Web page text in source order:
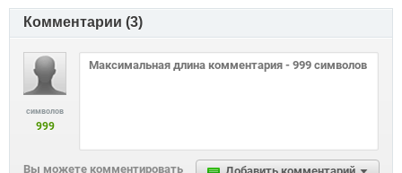
Комментарии (3)
символов
999
Вы можете комментировать